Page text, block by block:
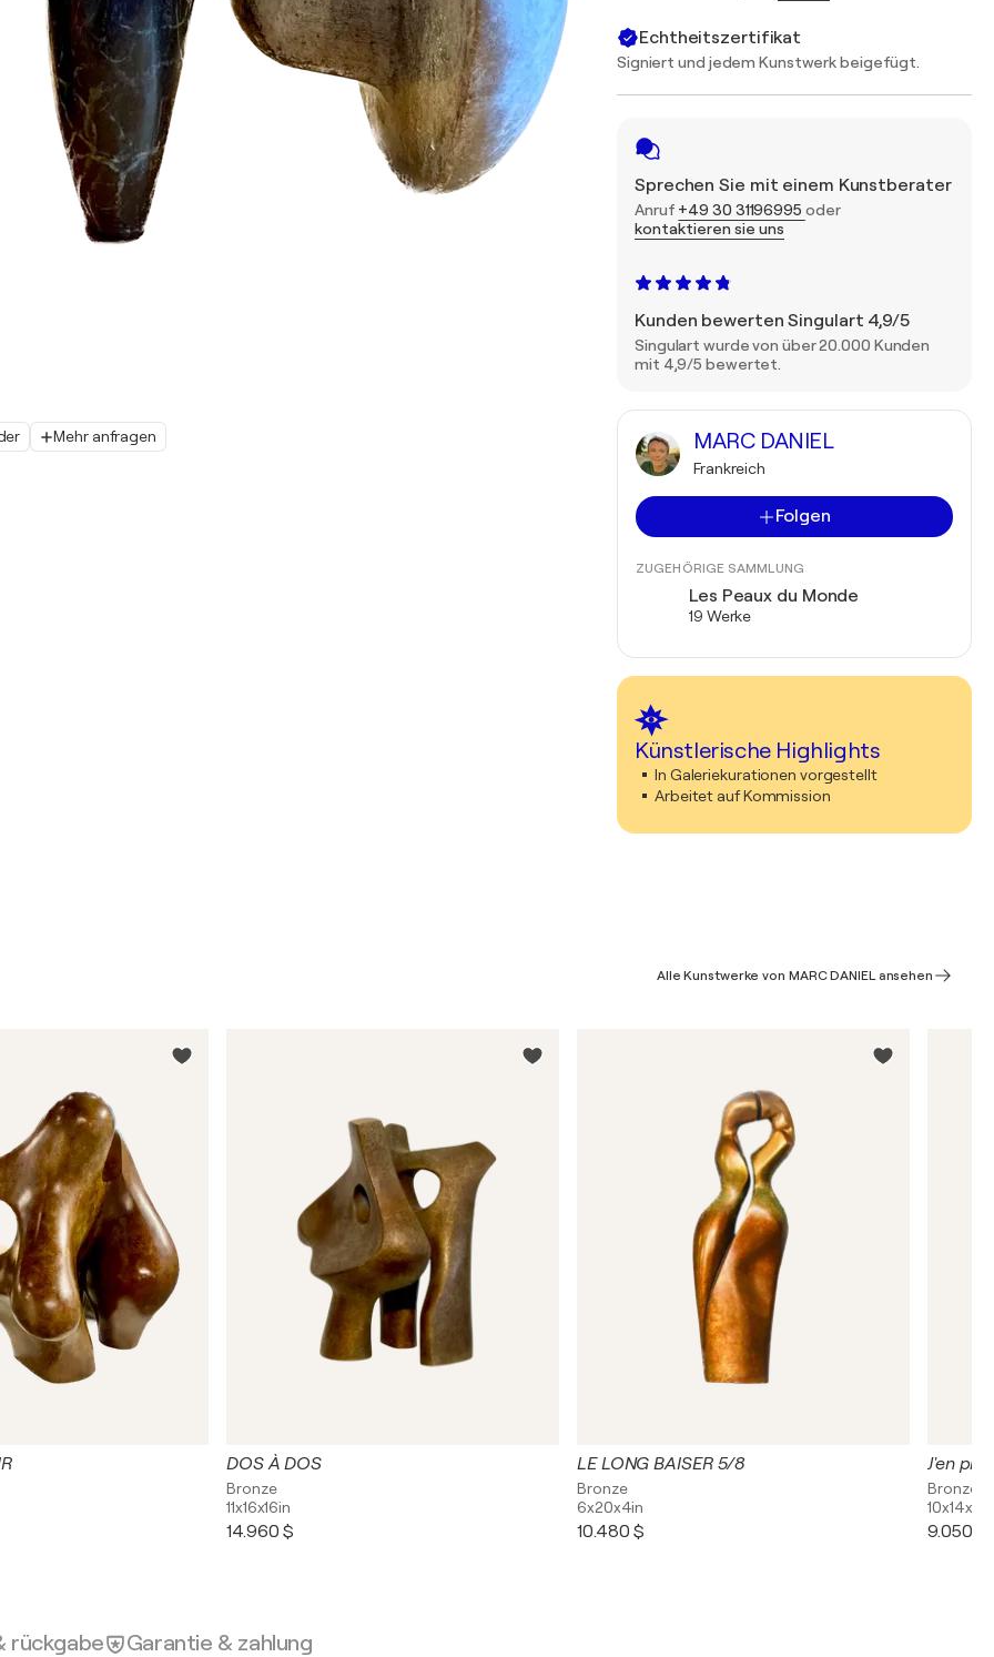
Mehr anfragen
Echtheitszertifikat
Signiert und jedem Kunstwerk beigefügt.
Sprechen Sie mit einem Kunstberater
Anruf +49 30 31196995 oder
kontaktieren sie uns
Kunden bewerten Singulart 4,9/5
Singulart wurde von über 20.000 Kunden
mit 4,9/5 bewertet.
MARC DANIEL
Frankreich
Folgen
ZUGEHÖRIGE SAMMLUNG
Les Peaux du Monde
19 Werke
Künstlerische Highlights
In Galeriekurationen vorgestellt
Arbeitet auf Kommission
Alle Kunstwerke von MARC DANIEL ansehen
DOS À DOS
Bronze
11x16x16in
14.960 $
LE LONG BAISER 5/8
Bronze
6x20x4in
10.480 $
J'en
Bronze
10x14x9in
9.050 $
rückgabe Garantie & zahlung